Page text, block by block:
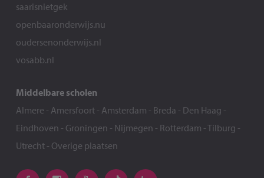
saarisnietgek
openbaaronderwijs.nu
oudersenonderwijs.nl
vosabb.nl
Middelbare scholen
Almere - Amersfoort- Amsterdam - Breda - Den Haag -
Eindhoven - Groningen - Nijmegen - Rotterdam -Tilburg -
Utrecht- Overige plaatsen